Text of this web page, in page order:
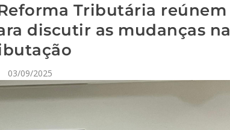
Tributária reúnem
discutir as mudanças na
03/09/2025